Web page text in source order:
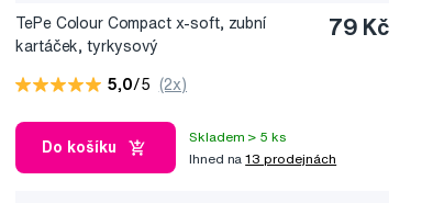
TePe Colour Compact x-soft, zubní
kartáček, tyrkysový
79 Kč
5,0/5 (2x)
Do košíku
Skladem > 5 ks
Ihned na13 prodejnách